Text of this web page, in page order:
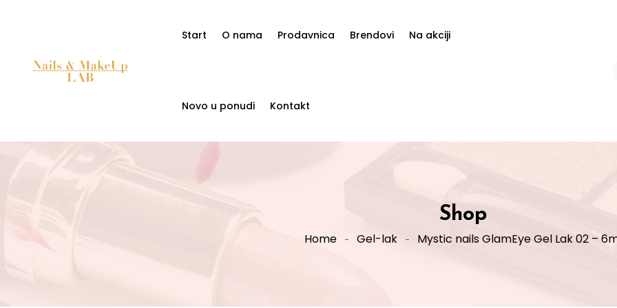
Start O nama Prodavnica Brendovi Na akciji
Novo u ponudi Kontakt
Shop
Home Gel-lak Mystic nails GlamEye Gel Lak 02 –